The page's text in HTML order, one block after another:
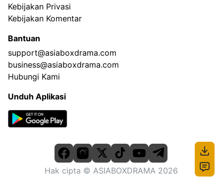
Kebijakan Privasi
Kebijakan Komentar
Bantuan
support@asiaboxdrama.com
business@asiaboxdrama.com
Hubungi Kami
Unduh Aplikasi
Hak cipta © ASIABOXDRAMA 2026